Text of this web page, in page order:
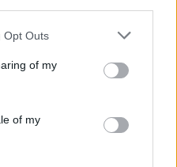
uses one or more Google
behaviour. You may click to
and its third-party tags to
purposes in below Google
Opt Outs
of my
of my
vádolták azzal, hogy
csattanós válaszként a
egy meghallgatáson
előadó volt.
különös élményt